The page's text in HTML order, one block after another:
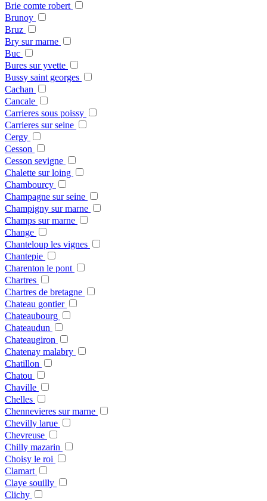
Brie comte robert
Brunoy
Bruz
Bry sur marne
Buc
Bures sur yvette
Bussy saint georges
Cachan
Cancale
Carrieres sous poissy
Carrieres sur seine
Cergy
Cesson
Cesson sevigne
Chalette sur loing
Chambourcy
Champagne sur seine
Champigny sur marne
Champs sur marne
Change
Chanteloup les vignes
Chantepie
Charenton le pont
Chartres
Chartres de bretagne
Chateau gontier
Chateaubourg
Chateaudun
Chateaugiron
Chatenay malabry
Chatillon
Chatou
Chaville
Chelles
Chennevieres sur marne
Chevilly larue
Chevreuse
Chilly mazarin
Choisy le roi
Clamart
Claye souilly
Clichy